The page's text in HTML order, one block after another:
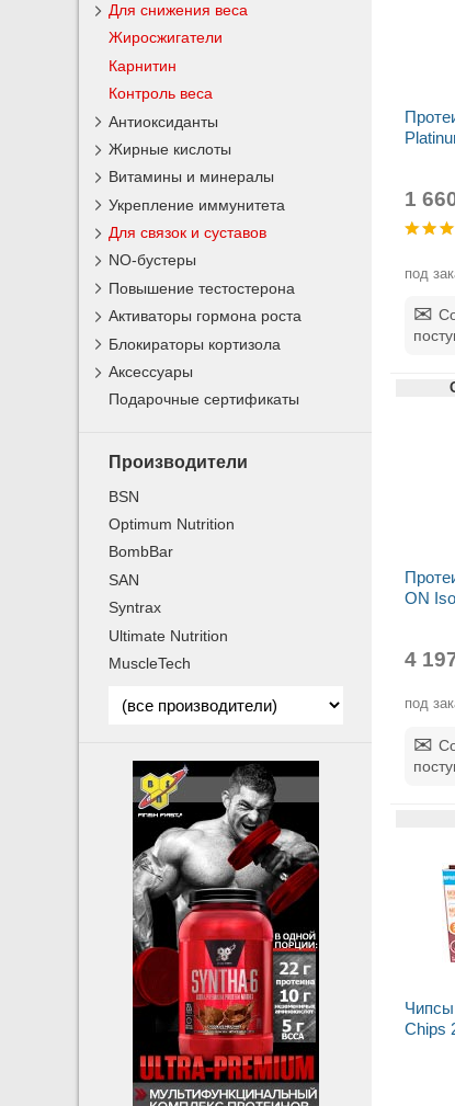
1
под
ON
4
под
Chips
Для снижения веса
Жиросжигатели
Карнитин
Контроль веса
Антиоксиданты
Жирные кислоты
Витамины и минералы
Укрепление иммунитета
Для связок и суставов
NO-бустеры
Повышение тестостерона
Активаторы гормона роста
Блокираторы кортизола
Аксессуары
Подарочные сертификаты
Производители
BSN
Optimum Nutrition
BombBar
SAN
Syntrax
Ultimate Nutrition
MuscleTech